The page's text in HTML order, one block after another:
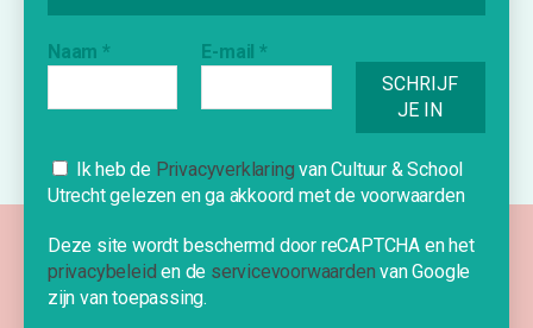
Over Cultuur & School Utrecht
Contact
©2026 Cultuur & School Utrecht
Privacyverklaring & Disclaimer
Cookies
een optimale ervaring te bieden.
OK!
Naam * E-mail *
Ik heb de Privacyverklaring van Cultuur & School
Utrecht gelezen en ga akkoord met de voorwaarden
Deze site wordt beschermd door reCAPTCHA en het
privacybeleid en de servicevoorwaarden van Google
zijn van toepassing.